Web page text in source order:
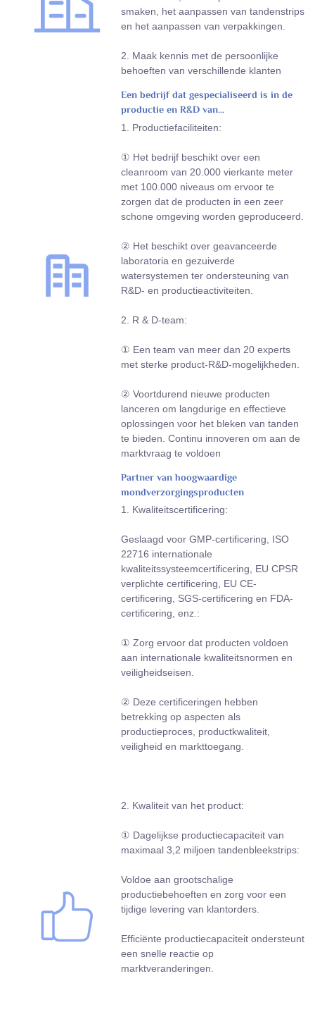
smaken, het aanpassen van tandenstrips
en het aanpassen van verpakkingen.
2. Maak kennis met de persoonlijke
behoeften van verschillende klanten
Een bedrijf dat gespecialiseerd is in de
productie en R&D van
mondverzorgingsproducten
1. Productiefaciliteiten:
① Het bedrijf beschikt over een
cleanroom van 20.000 vierkante meter
met 100.000 niveaus om ervoor te
zorgen dat de producten in een zeer
schone omgeving worden geproduceerd.
② Het beschikt over geavanceerde
laboratoria en gezuiverde
watersystemen ter ondersteuning van
R&D- en productieactiviteiten.
2. R & D-team:
① Een team van meer dan 20 experts
met sterke product-R&D-mogelijkheden.
② Voortdurend nieuwe producten
lanceren om langdurige en effectieve
oplossingen voor het bleken van tanden
te bieden. Continu innoveren om aan de
marktvraag te voldoen
Partner van hoogwaardige
mondverzorgingsproducten
1. Kwaliteitscertificering:
Geslaagd voor GMP-certificering, ISO
22716 internationale
kwaliteitssysteemcertificering, EU CPSR
verplichte certificering, EU CE-
certificering, SGS-certificering en FDA-
certificering, enz.:
① Zorg ervoor dat producten voldoen
aan internationale kwaliteitsnormen en
veiligheidseisen.
② Deze certificeringen hebben
betrekking op aspecten als
productieproces, productkwaliteit,
veiligheid en markttoegang.
2. Kwaliteit van het product:
① Dagelijkse productiecapaciteit van
maximaal 3,2 miljoen tandenbleekstrips:
Voldoe aan grootschalige
productiebehoeften en zorg voor een
tijdige levering van klantorders.
Efficiënte productiecapaciteit ondersteunt
een snelle reactie op
marktveranderingen.